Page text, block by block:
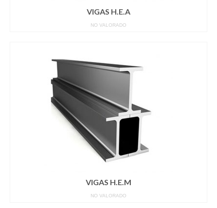
VIGAS H.E.A
NO VALORADO
VIGAS H.E.M
NO VALORADO